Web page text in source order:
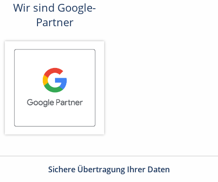
Wir sind Google-
Partner
Sichere Übertragung Ihrer Daten